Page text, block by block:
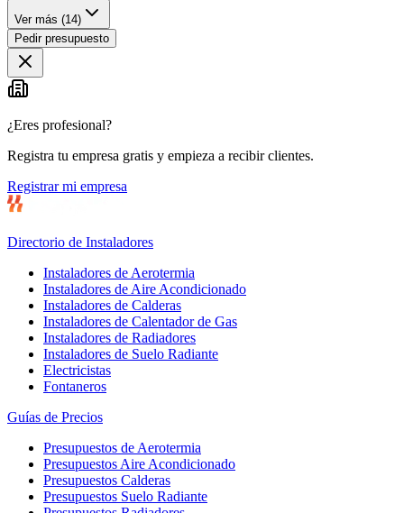
Ver más (14)
Pedir presupuesto
¿Eres profesional?
Registra tu empresa gratis y empieza a recibir clientes.
Registrar mi empresa
Directorio de Instaladores
Instaladores de Aerotermia
Instaladores de Aire Acondicionado
Instaladores de Calderas
Instaladores de Calentador de Gas
Instaladores de Radiadores
Instaladores de Suelo Radiante
Electricistas
Fontaneros
Guías de Precios
Presupuestos de Aerotermia
Presupuestos Aire Acondicionado
Presupuestos Calderas
Presupuestos Suelo Radiante